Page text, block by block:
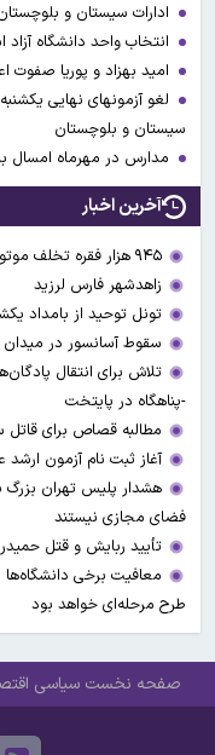
ادارات سیستان و
انتخاب واحد دانشگاه آزاد اسلامی از ۲۴
امید بهزاد و پوریا صفوت
لغو آزمونهای نهایی
سیستان و بلوچستان
مدارس در مهرماه امسال
آخرین اخبار
۹۴۵ هزار فقره تخلف موتورسواران در تهران
زاهدشهر فارس لرزید
تونل توحید از بامداد
سقوط آسانسور در میدان آرژانتین/ ۹
تلاش برای انتقال
-پناهگاه در پایتخت
مطالبه قصاص برای قاتل
آغاز ثبت نام آزمون ارشد
هشدار پلیس تهران بزرگ
فضای مجازی نیستند
تأیید ربایش و قتل
معافیت برخی
طرح مرحله‌ای خواهد بود
صفحه نخست سیاسی